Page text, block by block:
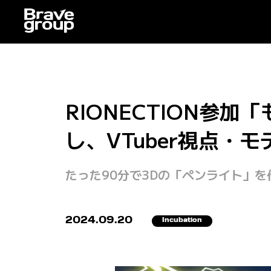
RIONECTION参加「
し、VTuber視点・モ
たった90分で3Dの「ペンライト」
2024.09.20 Incubation